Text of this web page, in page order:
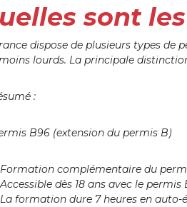
sont
dispose de plusieurs types de
lourds. La principale
:
B96 (extension du permis B)
Formation complémentaire du
Accessible dès 18 ans avec le permis
La formation dure 7 heures en auto-